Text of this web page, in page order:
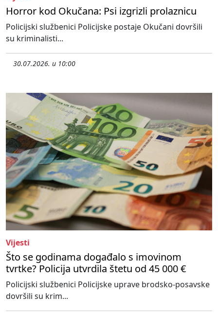
Horror kod Okučana: Psi izgrizli prolaznicu
Policijski službenici Policijske postaje Okučani dovršili
su kriminalisti...
30.07.2026. u 10:00
Vijesti
Što se godinama događalo s imovinom
tvrtke? Policija utvrdila štetu od 45 000 €
Policijski službenici Policijske uprave brodsko-posavske
dovršili su krim...